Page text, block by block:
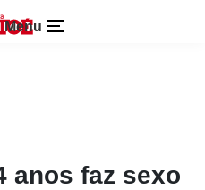
Menu
anos faz sexo